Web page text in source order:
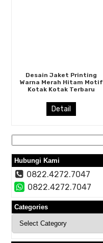
Desain Jaket Printing
Warna Merah Hitam Motif
Kotak Kotak Terbaru
Detail
for:
Hubungi Kami
0822.4272.7047
0822.4272.7047
Categories
Categories